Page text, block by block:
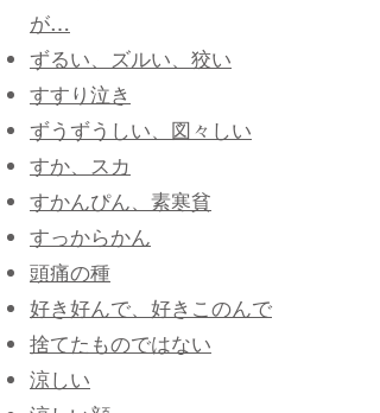
が…
ずるい、ズルい、狡い
すすり泣き
ずうずうしい、図々しい
すか、スカ
すかんぴん、素寒貧
すっからかん
頭痛の種
好き好んで、好きこのんで
捨てたものではない
涼しい